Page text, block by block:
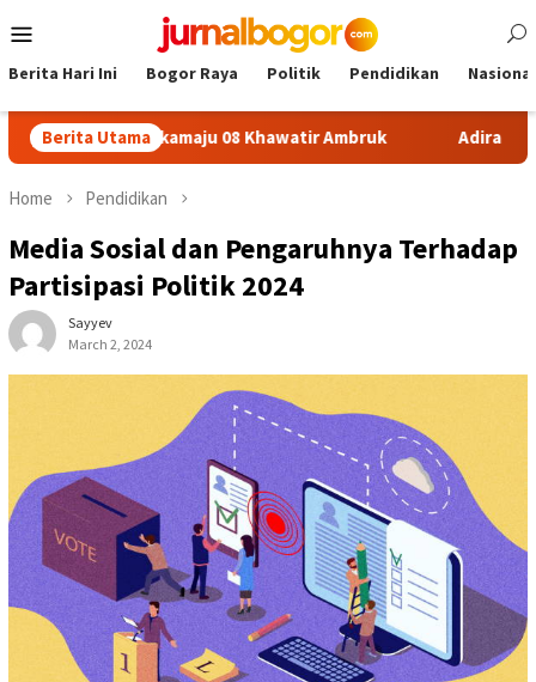
to
Menu
Berita Hari Ini Bogor Raya Politik Pendidikan Nasional
Berita Utama
Sukamaju 08 Khawatir Ambruk Adira Expo Merdeka
Home Pendidikan
Media Sosial dan Pengaruhnya Terhadap
Partisipasi Politik 2024
Sayyev
March 2, 2024